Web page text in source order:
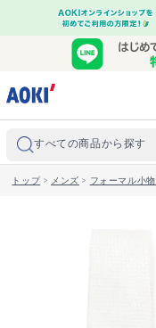
すべての商品から探す
トップ> メンズ > フォーマル小物